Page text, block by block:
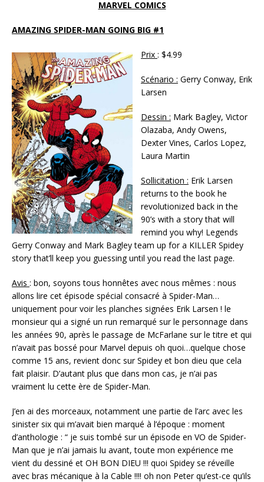
MARVEL COMICS
AMAZING SPIDER-MAN GOING BIG #1
Prix : $4.99
Scénario : Gerry Conway, Erik
Larsen
Dessin : Mark Bagley, Victor
Olazaba, Andy Owens,
Dexter Vines, Carlos Lopez,
Laura Martin
Sollicitation : Erik Larsen
returns to the book he
revolutionized back in the
90’s with a story that will
remind you why! Legends
Gerry Conway and Mark Bagley team up for a KILLER Spidey
story that’ll keep you guessing until you read the last page.
Avis : bon, soyons tous honnêtes avec nous mêmes : nous
allons lire cet épisode spécial consacré à Spider-Man…
uniquement pour voir les planches signées Erik Larsen ! le
monsieur qui a signé un run remarqué sur le personnage dans
les années 90, après le passage de McFarlane sur le titre et qui
n’avait pas bossé pour Marvel depuis oh quoi…quelque chose
comme 15 ans, revient donc sur Spidey et bon dieu que cela
fait plaisir. D’autant plus que dans mon cas, je n’ai pas
vraiment lu cette ère de Spider-Man.
J’en ai des morceaux, notamment une partie de l’arc avec les
sinister six qui m’avait bien marqué à l’époque : moment
d’anthologie : “ je suis tombé sur un épisode en VO de Spider-
Man que je n’ai jamais lu avant, toute mon expérience me
vient du dessiné et OH BON DIEU !!! quoi Spidey se réveille
avec bras mécanique à la Cable !!!! oh non Peter qu’est-ce qu’ils